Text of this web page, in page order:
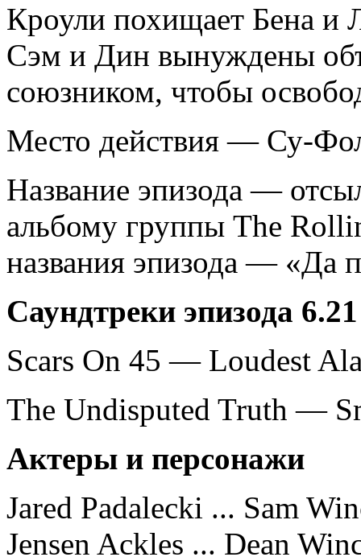
Кроули похищает Бена и
Сэм и Дин вынуждены
союзником, чтобы
Место действия — Су-
Название эпизода —
альбому группы The
названия эпизода — «Да
Саундтреки эпизода 6.21
Scars On 45 — Loudest
The Undisputed Truth —
Актеры и персонажи
Jared Padalecki ... Sam
Jensen Ackles ... Dean